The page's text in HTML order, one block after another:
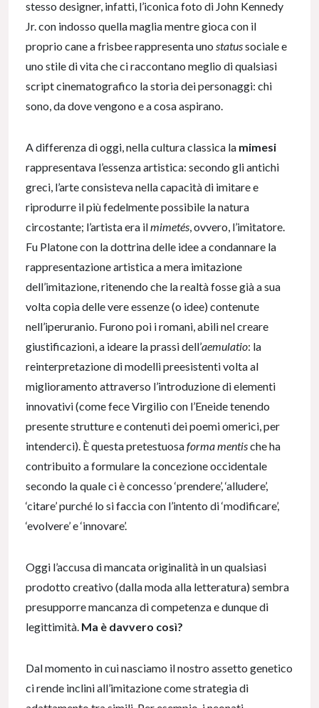
stesso designer, infatti, l’iconica foto di John Kennedy
Jr. con indosso quella maglia mentre gioca con il
proprio cane a frisbee rappresenta uno statussociale e
uno stile di vita che ci raccontano meglio di qualsiasi
script cinematografico la storia dei personaggi: chi
sono, da dove vengono e a cosa aspirano.
A differenza di oggi, nella cultura classica la mimesi
rappresentava l’essenza artistica: secondo gli antichi
greci, l’arte consisteva nella capacità di imitare e
riprodurre il più fedelmente possibile la natura
circostante; l’artista era ilmimetés , ovvero, l’imitatore.
Fu Platone con la dottrina delle idee a condannare la
rappresentazione artistica a mera imitazione
dell’imitazione, ritenendo che la realtà fosse già a sua
volta copia delle vere essenze (o idee) contenute
nell’iperuranio. Furono poi i romani, abili nel creare
giustificazioni, a ideare la prassi dell’aemulatio: la
reinterpretazione di modelli preesistenti volta al
miglioramento attraverso l’introduzione di elementi
innovativi (come fece Virgilio con l’Eneide tenendo
presente strutture e contenuti dei poemi omerici, per
intenderci). È questa pretestuosaforma mentische ha
contribuito a formulare la concezione occidentale
secondo la quale ci è concesso ‘prendere’, ‘alludere’,
‘citare’ purché lo si faccia con l’intento di ‘modificare’,
‘evolvere’ e ‘innovare’.
Oggi l’accusa di mancata originalità in un qualsiasi
prodotto creativo (dalla moda alla letteratura) sembra
presupporre mancanza di competenza e dunque di
legittimità. Ma è davvero così?
Dal momento in cui nasciamo il nostro assetto genetico
ci rende inclini all’imitazione come strategia di